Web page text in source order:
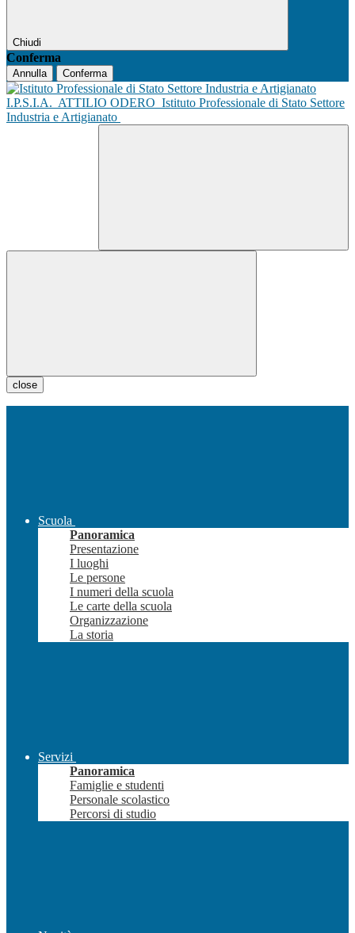
Chiudi
Conferma
Annulla Conferma
I.P.S.I.A. ATTILIO ODERO Istituto Professionale di Stato Settore
Industria e Artigianato
close
Scuola
Panoramica
Presentazione
I luoghi
Le persone
I numeri della scuola
Le carte della scuola
Organizzazione
La storia
Servizi
Panoramica
Famiglie e studenti
Personale scolastico
Percorsi di studio